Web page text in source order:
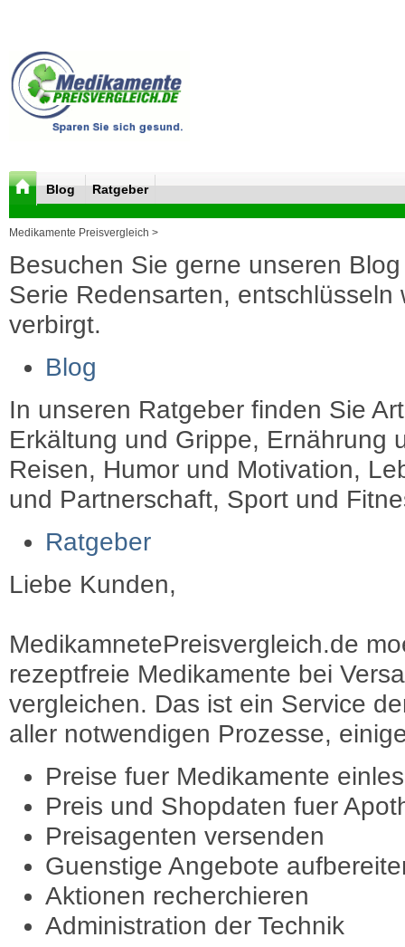
Blog Ratgeber
Medikamente Preisvergleich >
Besuchen Sie gerne unseren
Serie Redensarten, entschlüsseln
verbirgt.
Blog
In unseren Ratgeber finden Sie
Erkältung und Grippe, Ernährung
Reisen, Humor und Motivation,
und Partnerschaft, Sport und
Ratgeber
Liebe Kunden,
MedikamnetePreisvergleich.de
rezeptfreie Medikamente bei
vergleichen. Das ist ein Service
aller notwendigen Prozesse,
Preise fuer Medikamente
Preis und Shopdaten fuer
Preisagenten versenden
Guenstige Angebote
Aktionen recherchieren
Administration der Technik